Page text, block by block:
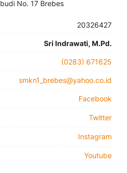
No. 17 Brebes
20326427
Sri Indrawati, M.Pd.
(0283) 671625
smkn1_brebes@yahoo.co.id
Facebook
Twitter
Instagram
Youtube